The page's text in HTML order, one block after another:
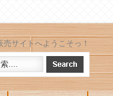
サイトへようこそっ！